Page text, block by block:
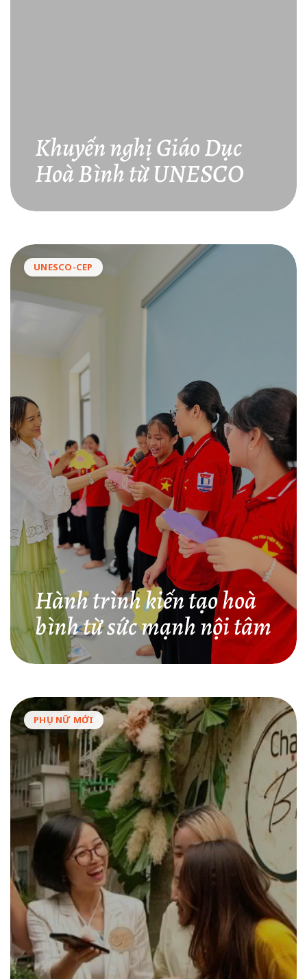
Khuyến nghị Giáo Dục
Hoà Bình từ UNESCO
UNESCO-CEP
Hành trình kiến tạo hoà
bình từ sức mạnh nội tâm
PHỤ NỮ MỚI